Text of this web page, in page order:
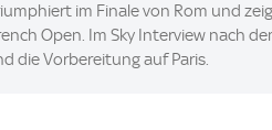
im Finale von Rom und
Open. Im Sky Interview nach
die Vorbereitung auf Paris.